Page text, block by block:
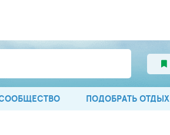
ПОДОБРАТЬ ОТДЫХ